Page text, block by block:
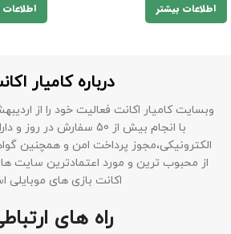
اطلاعات بیشتر
درباره کامیار
با انجام بیش از 50 سفارش در
از محبوب ترین و مورد اعتمادترین سایت
اکانت بازی های موبایلی
راه های